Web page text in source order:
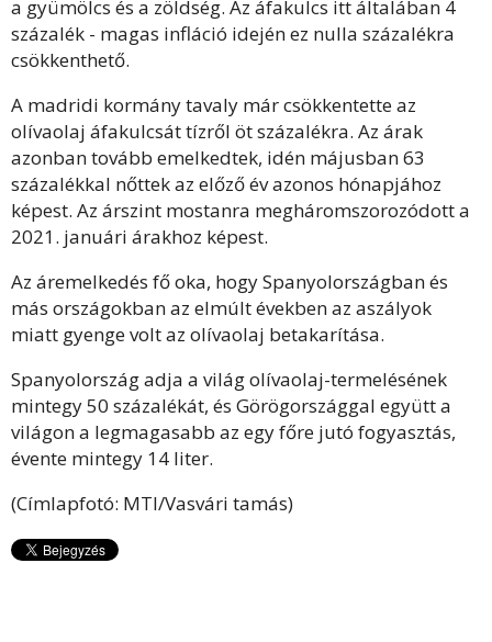
a gyümölcs és a zöldség. Az áfakulcs itt általában 4
százalék - magas infláció idején ez nulla százalékra
csökkenthető.
A madridi kormány tavaly már csökkentette az
olívaolaj áfakulcsát tízről öt százalékra. Az árak
azonban tovább emelkedtek, idén májusban 63
százalékkal nőttek az előző év azonos hónapjához
képest. Az árszint mostanra megháromszorozódott a
2021. januári árakhoz képest.
Az áremelkedés fő oka, hogy Spanyolországban és
más országokban az elmúlt években az aszályok
miatt gyenge volt az olívaolaj betakarítása.
Spanyolország adja a világ olívaolaj-termelésének
mintegy 50 százalékát, és Görögországgal együtt a
világon a legmagasabb az egy főre jutó fogyasztás,
évente mintegy 14 liter.
(Címlapfotó: MTI/Vasvári tamás)